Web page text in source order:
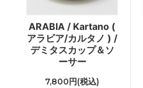
ARABIA / Kartano (
アラビア/カルタノ ) /
デミタスカップ＆ソ
ーサー
7,800円(税込)